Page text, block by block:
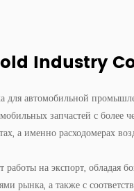
Industry
для автомобильной
запчастей с более
а именно расходомерах
на экспорт, обладая
рынка, а также с